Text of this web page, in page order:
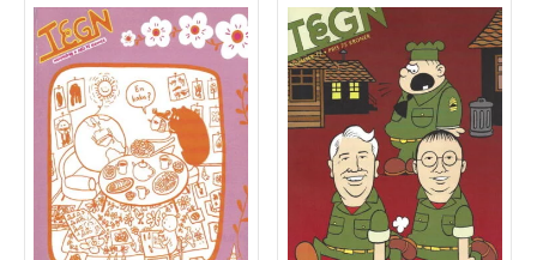
Jens K Styve
Jim Woodring
Karstein Volle
Kirjan Waage
Kristian Hammerstad